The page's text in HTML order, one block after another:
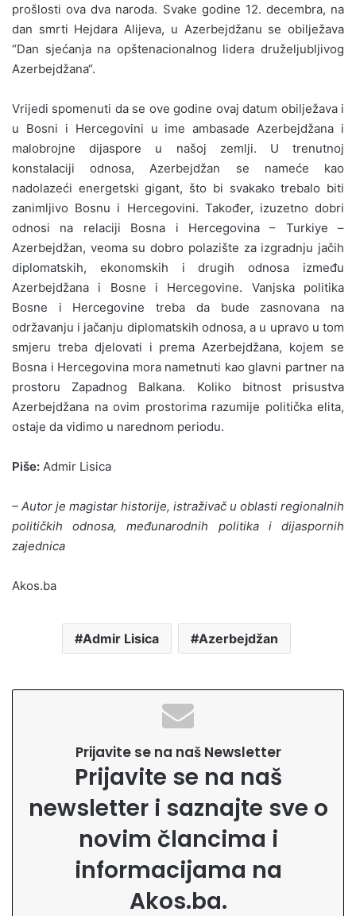
prošlosti ova dva naroda. Svake godine 12. decembra, na
dan smrti Hejdara Alijeva, u Azerbejdžanu se obilježava
“Dan sjećanja na opštenacionalnog lidera druželjubljivog
Azerbejdžana“.
Vrijedi spomenuti da se ove godine ovaj datum obilježava i
u Bosni i Hercegovini u ime ambasade Azerbejdžana i
malobrojne dijaspore u našoj zemlji. U trenutnoj
konstalaciji odnosa, Azerbejdžan se nameće kao
nadolazeći energetski gigant, što bi svakako trebalo biti
zanimljivo Bosnu i Hercegovini. Također, izuzetno dobri
odnosi na relaciji Bosna i Hercegovina – Turkiye –
Azerbejdžan, veoma su dobro polazište za izgradnju jačih
diplomatskih, ekonomskih i drugih odnosa između
Azerbejdžana i Bosne i Hercegovine. Vanjska politika
Bosne i Hercegovine treba da bude zasnovana na
održavanju i jačanju diplomatskih odnosa, a u upravo u tom
smjeru treba djelovati i prema Azerbejdžana, kojem se
Bosna i Hercegovina mora nametnuti kao glavni partner na
prostoru Zapadnog Balkana. Koliko bitnost prisustva
Azerbejdžana na ovim prostorima razumije politička elita,
ostaje da vidimo u narednom periodu.
Piše: Admir Lisica
– Autor je magistar historije, istraživač u oblasti regionalnih
političkih odnosa, međunarodnih politika i dijaspornih
zajednica
Akos.ba
Admir Lisica Azerbejdžan
Prijavite se na naš Newsletter
Prijavite se na naš
newsletter i saznajte sve o
novim člancima i
informacijama na
Akos.ba.